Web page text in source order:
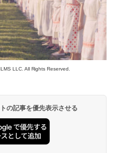
LLC. All Rights Reserved.
の記事を優先表示させる